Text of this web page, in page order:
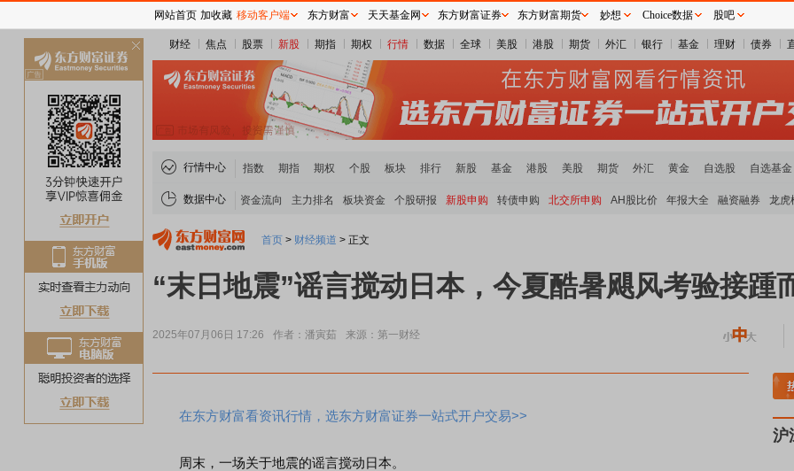
财经 焦点 股票 新股 期指 期权 行情 数据 全球 美股 港股 期货 外汇 银行 基金 理财 债券
行情中心 指数 期指 期权 个股 板块 排行 新股 基金 港股 美股 期货 外汇 黄金 自选股 自选基金
数据中心 资金流向 主力排名 板块资金 个股研报 新股申购 转债申购 北交所申购 AH股比价 年报大全 融资融券 龙虎
首页 > 财经频道 > 正文
“末日地震”谣言搅动日本，今夏酷暑飓风考验接踵
2025年07月06日 17:26 作者：潘寅茹 来源：第一财经
在东方财富看资讯行情，选东方财富证券一站式开户交易>>
周末，一场关于地震的谣言搅动日本。
重
沪
网站首页 加收藏 移动客户端 东方财富 天天基金网 东方财富证券 东方财富期货 妙想 Choice数据 股吧
关